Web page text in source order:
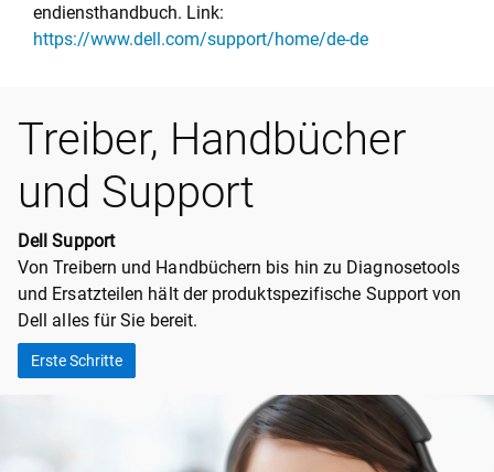
endiensthandbuch. Link:
https://www.dell.com/support/home/de-de
Treiber, Handbücher
und Support
Dell Support
Von Treibern und Handbüchern bis hin zu Diagnosetools
und Ersatzteilen hält der produktspezifische Support von
Dell alles für Sie bereit.
Erste Schritte